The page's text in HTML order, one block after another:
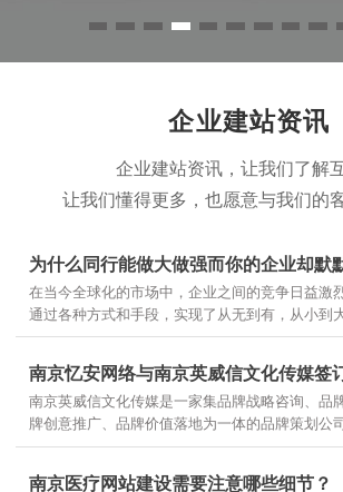
企业建站资讯
企业建站资讯，让我们了解
让我们懂得更多，也愿意与我们的
为什么同行能做大做强而你的企业却默
在当今全球化的市场中，企业之间的竞争日益激
通过各种方式和手段，实现了从无到有，从小到
间家喻户晓。然而，为什么有些企业却仍然在默
南京忆安网络与南京英威信文化传媒签
南京英威信文化传媒是一家集品牌战略咨询、品
牌创意推广、品牌价值落地为一体的品牌策划公
提供品牌定位和品牌设计 坚持专项调研，精准诊
南京医疗网站建设需要注意哪些细节？